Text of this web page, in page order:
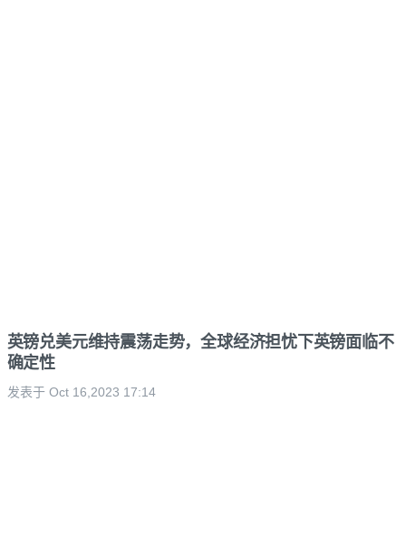
英镑兑美元维持震荡走势，全球经济担忧下英镑面临不
确定性
发表于 Oct 16,2023 17:14